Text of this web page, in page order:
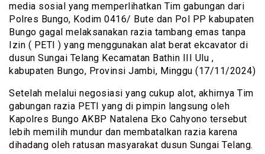
media sosial yang memperlihatkan Tim gabungan dari
Polres Bungo, Kodim 0416/ Bute dan Pol PP kabupaten
Bungo gagal melaksanakan razia tambang emas tanpa
Izin ( PETI ) yang menggunakan alat berat ekcavator di
dusun Sungai Telang Kecamatan Bathin III Ulu ,
kabupaten Bungo, Provinsi Jambi, Minggu (17/11/2024)
Setelah melalui negosiasi yang cukup alot, akhirnya Tim
gabungan razia PETI yang di pimpin langsung oleh
Kapolres Bungo AKBP Natalena Eko Cahyono tersebut
lebih memilih mundur dan membatalkan razia karena
dihadang oleh ratusan masyarakat dusun Sungai Telang.